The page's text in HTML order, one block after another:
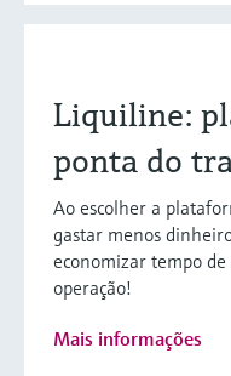
Liquiline:
ponta do
Ao escolher a
gastar menos
economizar tempo
operação!
Mais informações